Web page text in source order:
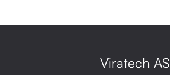
Viratech AS